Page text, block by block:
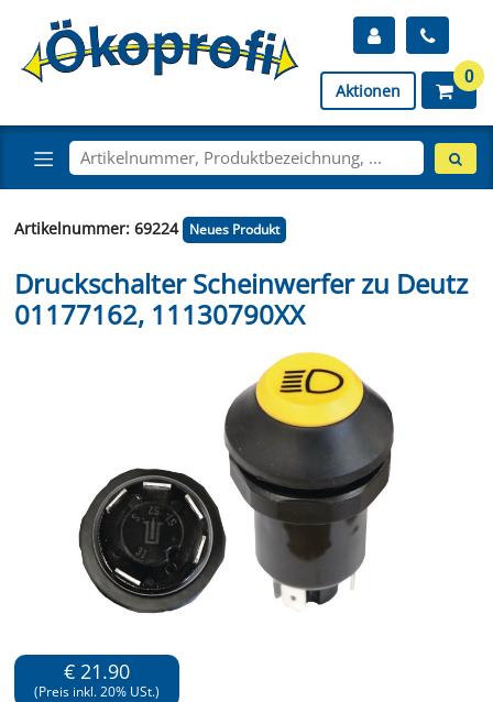
Aktionen
0
Artikelnummer: 69224 Neues Produkt
Druckschalter Scheinwerfer zu Deutz
01177162, 11130790XX
€ 21.90
(Preis inkl. 20% USt.)